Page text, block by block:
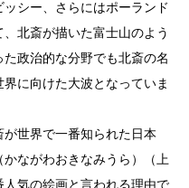
シー、さらにはポーランド
北斎が描いた富士山のよう
政治的な分野でも北斎の名
に向けた大波となっていま
世界で一番知られた日本
ながわおきなみうら）（上
気の絵画と言われる理由で